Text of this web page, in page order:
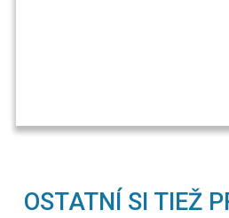
OSTATNÍ SI TIEŽ